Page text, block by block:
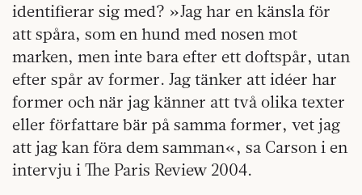
identifierar sig med? »Jag har en känsla för
att spåra, som en hund med nosen mot
marken, men inte bara efter ett doftspår, utan
efter spår av former. Jag tänker att idéer har
former och när jag känner att två olika texter
eller författare bär på samma former, vet jag
att jag kan föra dem samman«, sa Carson i en
intervju i The Paris Review 2004.